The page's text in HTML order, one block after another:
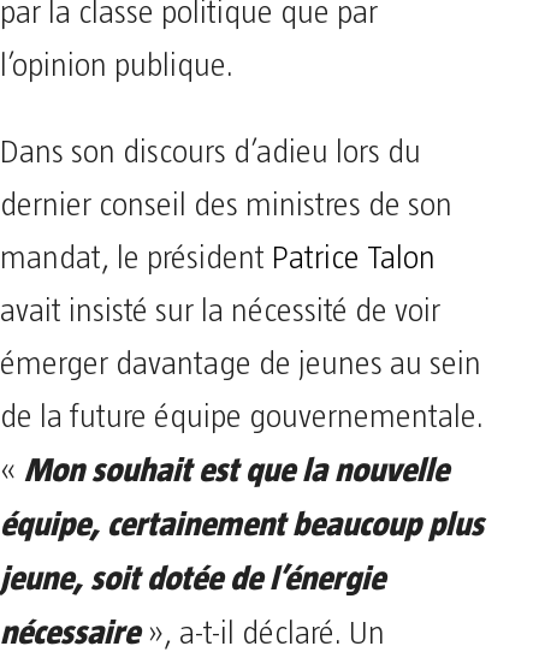
par la classe politique que par
l’opinion publique.
Dans son discours d’adieu lors du
dernier conseil des ministres de son
mandat, le président Patrice Talon
avait insisté sur la nécessité de voir
émerger davantage de jeunes au sein
de la future équipe gouvernementale. ​
« Mon souhait est que la nouvelle
équipe, certainement beaucoup plus
jeune, soit dotée de l’énergie
nécessaire», a-t-il déclaré. Un